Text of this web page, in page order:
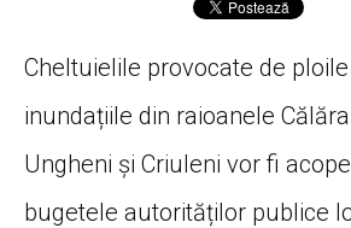
Cheltuielile provocate de
inundațiile din raioanele
Ungheni și Criuleni vor fi
bugetele autorităților publice